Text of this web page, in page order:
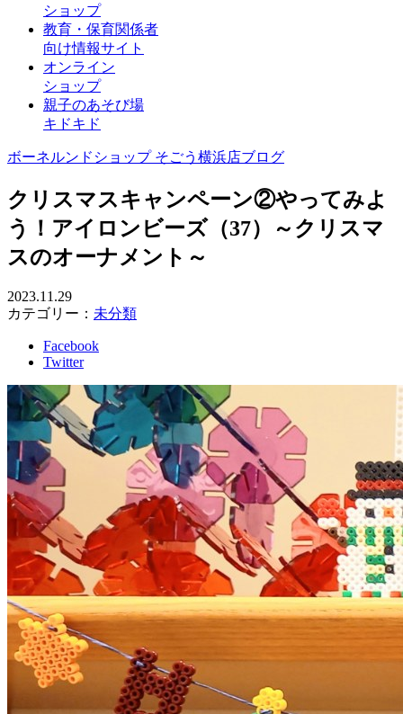
ショップ
教育・保育関係者
向け情報サイト
オンライン
ショップ
親子のあそび場
キドキド
ボーネルンドショップ そごう横浜店ブログ
クリスマスキャンペーン②やってみよ
う！アイロンビーズ（37）～クリスマ
スのオーナメント～
2023.11.29
カテゴリー： 未分類
Facebook
Twitter